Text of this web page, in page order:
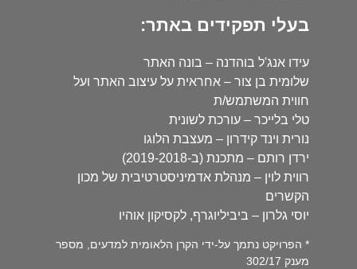
בעלי תפקידים באתר:
עידו אנג'ל בוהדנה – בונה האתר
שלומית בן צור – אחראית על עיצוב האתר ועל
חווית המשתמש/ת
טלי בלייכר – עורכת לשונית
נורית וינד קידרון – מעצבת הלוגו
ירדן רותם – מתכנת (ב-2019-2018)
רווית לוין – מנהלת אדמיניסטרטיבית של מכון
הקשרים
יוסי גלרון – ביביליוגרף, לקסיקון אוהיו
* הפרויקט נתמך על-ידי הקרן הלאומית למדעים, מספר
מענק 302/17